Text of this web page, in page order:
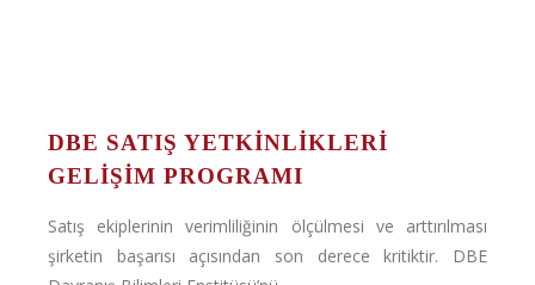
DBE SATIŞ YETKINLIKLERI
GELIŞIM PROGRAMI
Satış ekiplerinin verimliliğinin ölçülmesi ve arttırılması
şirketin başarısı açısından son derece kritiktir. DBE